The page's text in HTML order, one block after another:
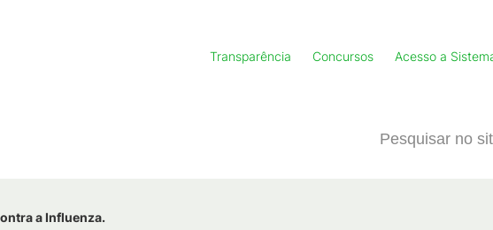
Transparência Concursos Acesso a
a Influenza.